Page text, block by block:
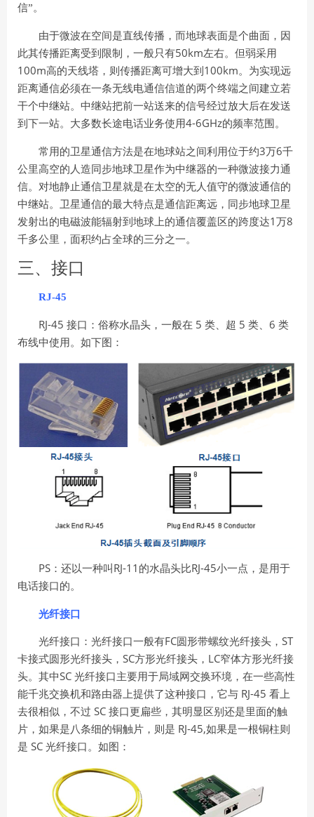
信”。
由于微波在空间是直线传播，而地球表面是个曲面，因
此其传播距离受到限制，一般只有50km左右。但弱采用
100m高的天线塔，则传播距离可增大到 100km。为实现远
距离通信必须在一条无线电通信信道的两个终端之间建立若
干个中继站。中继站把前一站送来的信号经过放大后在发送
到下一站。大多数长途电话业务使用4-6GHz的频率范围。
常用的卫星通信方法是在地球站之间利用位于约3万6千
公里高空的人造同步地球卫星作为中继器的一种微波接力通
信。对地静止通信卫星就是在太空的无人值守的微波通信的
中继站。卫星通信的最大特点是通信距离远，同步地球卫星
发射出的电磁波能辐射到地球上的通信覆盖区的跨度达1万8
千多公里，面积约占全球的三分之一。
三、接口
RJ-45
RJ-45 接口：俗称水晶头，一般在 5 类、超 5 类、 6 类
布线中使用。如下图：
PS ：还以一种叫 RJ-11 的水晶头比RJ-45小一点，是用于
电话接口的。
光纤接口
光纤接口：光纤接口一般有FC圆形带螺纹光纤接头， ST
卡接式圆形光纤接头， SC方形光纤接头， LC窄体方形光纤接
头。其中SC 光纤接口主要用于局域网交换环境，在一些高性
能千兆交换机和路由器上提供了这种接口，它与 RJ-45 看上
去很相似，不过 SC 接口更扁些，其明显区别还是里面的触
片，如果是八条细的铜触片，则是 RJ-45,如果是一根铜柱则
是 SC 光纤接口。如图：